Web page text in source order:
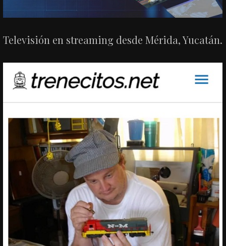
Televisión en streaming desde Mérida, Yucatán.